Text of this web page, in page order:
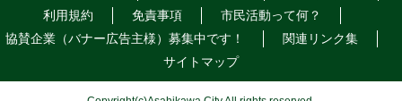
利用規約
免責事項
市民活動って何？
協賛企業（バナー広告主様）募集中です！
関連リンク集
サイトマップ